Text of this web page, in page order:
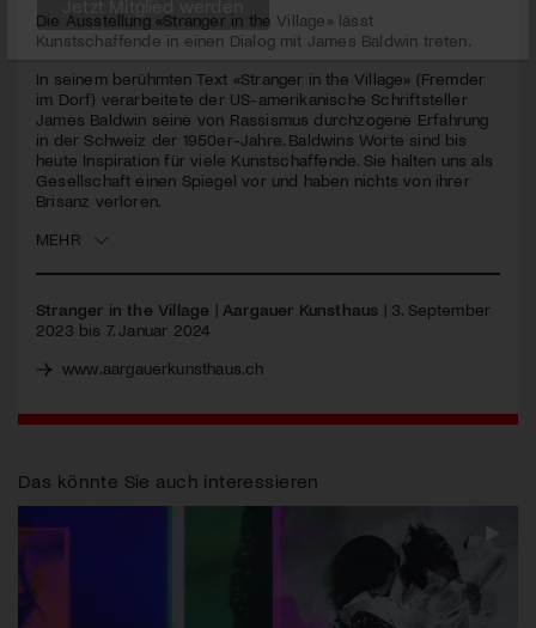
seconds
Die Ausstellung «Stranger in the Village» lässt
Kunstschaffende in einen Dialog mit James Baldwin treten.
In seinem berühmten Text «Stranger in the Village» (Fremder
im Dorf) verarbeitete der US-amerikanische Schriftsteller
James Baldwin seine von Rassismus durchzogene Erfahrung
in der Schweiz der 1950er-Jahre. Baldwins Worte sind bis
heute Inspiration für viele Kunstschaffende. Sie halten uns als
Gesellschaft einen Spiegel vor und haben nichts von ihrer
Brisanz verloren.
MEHR
Stranger in the Village | Aargauer Kunsthaus | 3. September
2023 bis 7. Januar 2024
www.aargauerkunsthaus.ch
Das könnte Sie auch interessieren
Jetzt Mitglied werden